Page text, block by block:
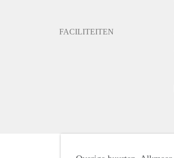
FACILITEITEN